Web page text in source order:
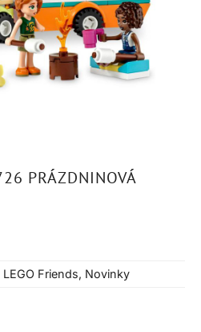
PRÁZDNINOVÁ
LEGO Friends, Novinky